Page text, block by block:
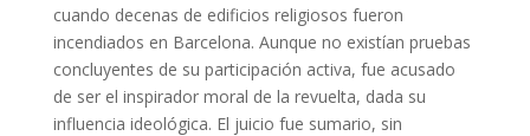
cuando decenas de edificios religiosos fueron
incendiados en Barcelona. Aunque no existían pruebas
concluyentes de su participación activa, fue acusado
de ser el inspirador moral de la revuelta, dada su
influencia ideológica. El juicio fue sumario, sin